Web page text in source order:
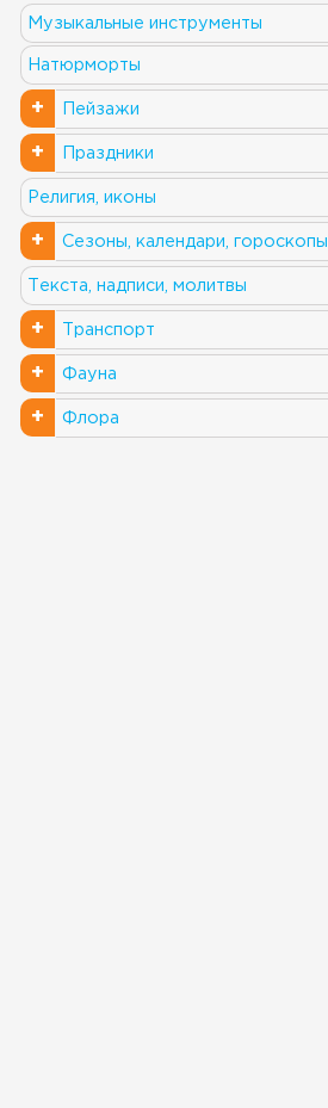
Музыкальные инструменты
Натюрморты
+ Пейзажи
+ Праздники
Религия, иконы
+ Сезоны, календари, гороскопы
Текста, надписи, молитвы
+ Транспорт
+ Фауна
+ Флора